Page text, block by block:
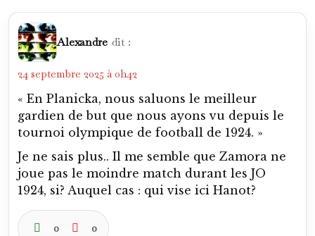
Alexandre dit :
24 septembre 2025 à 0h42
« En Planicka, nous saluons le meilleur
gardien de but que nous ayons vu depuis le
tournoi olympique de football de 1924. »
Je ne sais plus.. Il me semble que Zamora ne
joue pas le moindre match durant les JO
1924, si? Auquel cas : qui vise ici Hanot?
0 0